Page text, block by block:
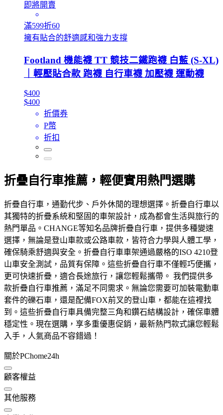
即將開賣
滿599折60
擁有貼合的舒適感和強力支撐
Footland 機能襪 TT 競技二鐵跑襪 白藍 (S-XL)
｜輕壓貼合款 跑襪 自行車襪 加壓襪 運動襪
$400
$400
折價券
P幣
折扣
折疊自行車推薦，輕便實用熱門選購
折疊自行車，通勤代步、戶外休閒的理想選擇。折疊自行車以
其獨特的折疊系統和堅固的車架設計，成為都會生活與旅行的
熱門單品。CHANGE等知名品牌折疊自行車，提供多種變速
選擇，無論是登山車款或公路車款，皆符合力學與人體工學，
確保騎乘舒適與安全。折疊自行車車架通過嚴格的ISO 4210登
山車安全測試，品質有保障。這些折疊自行車不僅輕巧便攜，
更可快速折疊，適合長途旅行，讓您輕鬆攜帶。 我們提供多
款折疊自行車推薦，滿足不同需求。無論您需要可加裝電動車
套件的礫石車，還是配備FOX前叉的登山車，都能在這裡找
到。這些折疊自行車具備完整三角和鑽石結構設計，確保車體
穩定性。現在選購，享多重優惠促銷，最新熱門款式讓您輕鬆
入手，人氣商品不容錯過！
關於PChome24h
顧客權益
其他服務